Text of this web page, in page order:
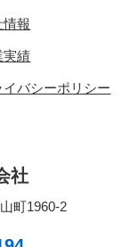
情報
実績
イバシーポリシー
社
町1960-2